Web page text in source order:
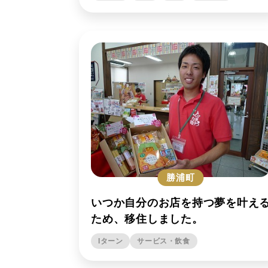
勝浦町
いつか自分のお店を持つ夢を叶え
ため、移住しました。
Iターン サービス・飲食